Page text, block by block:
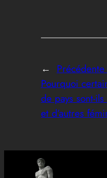
← Précédente
Pourquoi
de pays sont-
et d’autres